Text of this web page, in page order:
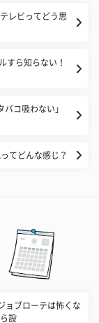
レビってどう思
すら知らない！
コ吸わない」
てどんな感じ？
ョブローテは怖くな
設